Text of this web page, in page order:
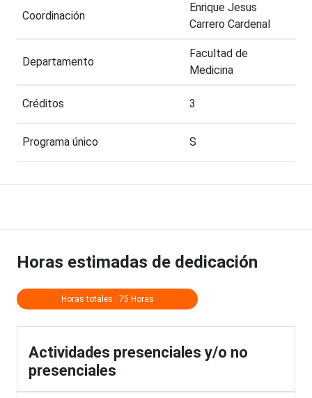
Coordinación
Enrique Jesus
Carrero Cardenal
Departamento
Facultad de
Medicina
Créditos 3
Programa único S
Horas estimadas de dedicación
Horas totales : 75 Horas
Actividades presenciales y/o no
presenciales